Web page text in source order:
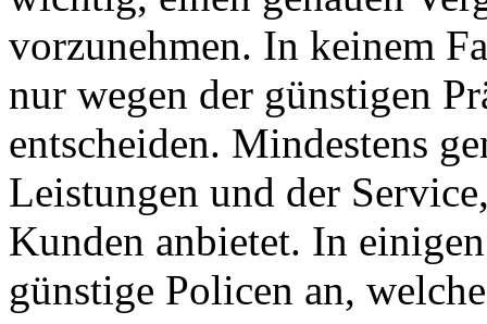
vorzunehmen. In keinem
nur wegen der günstigen
entscheiden. Mindestens
Leistungen und der
Kunden anbietet. In
günstige Policen an,